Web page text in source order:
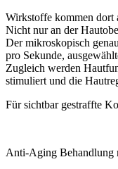
Wirkstoffe kommen dort
Nicht nur an der
Der mikroskopisch
pro Sekunde,
Zugleich werden
stimuliert und die
Für sichtbar gestraffte
Anti-Aging Behandlung